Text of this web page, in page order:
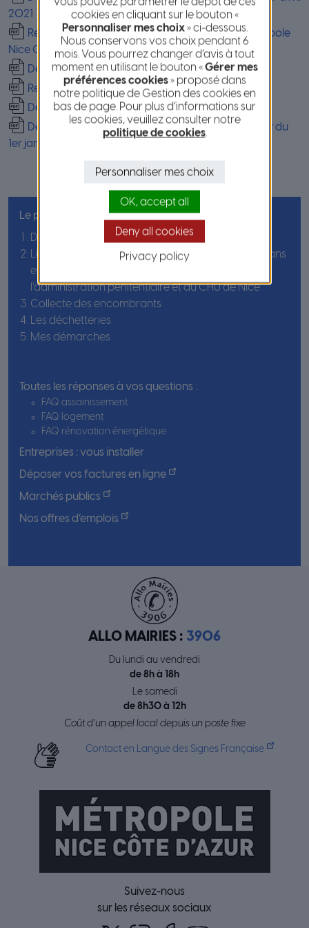
2021
Recueil des tarifs des services publics de la Métropole
Nice Côte d’Azur – délibération du 9 avril 2021
Délibération n°21.35 du 10/10/2019
Recueil des tarifs 2020
Délibération n°2.40 du 23/07/2020
Délibération du 10/10/2019 mise à jour à compter du
1er janvier 2020
Le plus consulté en ce moment :
Démarches et fonctionnement des déchetteries
Lignes d’Azur : gratuité pour les personnes de 65 ans
et plus, les personnels métropolitains de
l’administration pénitentiaire et du CHU de Nice
Collecte des encombrants
Les déchetteries
Mes démarches
Toutes les réponses à vos questions :
FAQ assainissement
FAQ logement
FAQ rénovation énergétique
Entreprises : vous installer
Déposer vos factures en ligne
Marchés publics
Nos offres d’emplois
ALLO MAIRIES : 3906
Du lundi au vendredi
de 8h à 18h
Le samedi
de 8h30 à 12h
Coût d’un appel local depuis un poste fixe
Contact en Langue des Signes Française
Suivez-nous
sur les réseaux sociaux
cookies en cliquant sur le bouton «
Personnaliser mes choix» ci-dessous.
Nous conservons vos choix pendant 6
mois. Vous pourrez changer d’avis à tout
moment en utilisant le bouton «Gérer mes
préférences cookies» proposé dans
notre politique de Gestion des cookies en
bas de page. Pour plus d’informations sur
les cookies, veuillez consulter notre
politique de cookies.
Personnaliser mes choix
OK, accept all
Deny all cookies
Privacy policy